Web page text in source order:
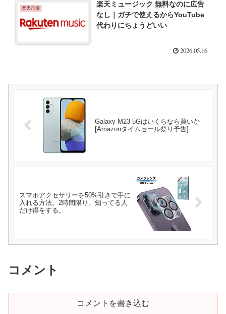
楽天市場
楽天ミュージック 無料なのに広告
なし｜ガチで使えるからYouTube
代わりにちょうどいい
2026.05.16
Galaxy M23 5Gはいくらなら買いか
[Amazonタイムセール祭り予告]
スマホアクセサリーを50%引きで手に
入れる方法。2時間限り。知ってる人
だけ得をする。
コメント
コメントを書き込む